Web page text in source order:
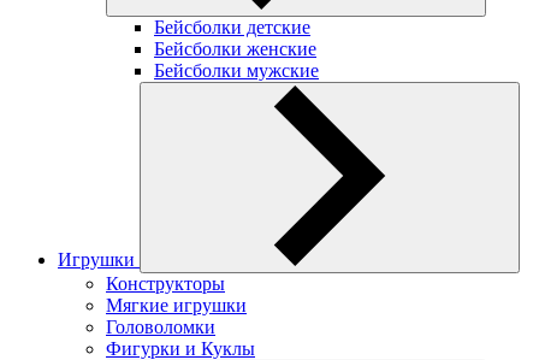
Бейсболки детские
Бейсболки женские
Бейсболки мужские
Игрушки
Конструкторы
Мягкие игрушки
Головоломки
Фигурки и Куклы